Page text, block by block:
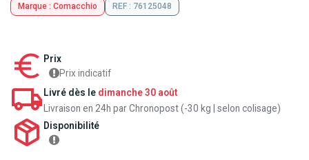
Marque : Comacchio REF : 76125048
Prix
Prix indicatif
Livré dès le dimanche 30 août
Livraison en 24h par Chronopost (-30 kg | selon colisage)
Disponibilité